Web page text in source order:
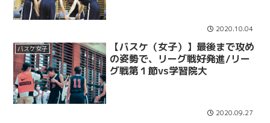
2020.10.04
バスケ女子
【バスケ（女子）】最後まで攻め
の姿勢で、リーグ戦好発進/リー
グ戦第１節vs学習院大
2020.09.27